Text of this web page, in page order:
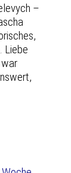
–
Liebe